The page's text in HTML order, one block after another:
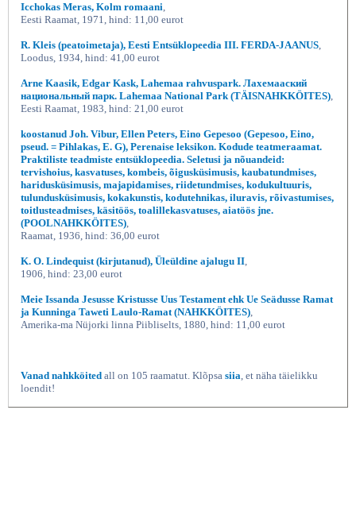
Icchokas Meras, Kolm romaani,
Eesti Raamat, 1971, hind: 11,00 eurot
R. Kleis (peatoimetaja), Eesti Entsüklopeedia III. FERDA-JAANUS,
Loodus, 1934, hind: 41,00 eurot
Arne Kaasik, Edgar Kask, Lahemaa rahvuspark. Лахемааский
национальный парк. Lahemaa National Park (TÄISNAHKKÖITES),
Eesti Raamat, 1983, hind: 21,00 eurot
koostanud Joh. Vibur, Ellen Peters, Eino Gepesoo (Gepesoo, Eino,
pseud. = Pihlakas, E. G), Perenaise leksikon. Kodude teatmeraamat.
Praktiliste teadmiste entsüklopeedia. Seletusi ja nõuandeid:
tervishoius, kasvatuses, kombeis, õigusküsimusis, kaubatundmises,
haridusküsimusis, majapidamises, riidetundmises, kodukultuuris,
tulundusküsimusis, kokakunstis, kodutehnikas, iluravis, rõivastumises,
toitlusteadmises, käsitöös, toalillekasvatuses, aiatöös jne.
(POOLNAHKKÖITES),
Raamat, 1936, hind: 36,00 eurot
K. O. Lindequist (kirjutanud), Üleüldine ajalugu II,
1906, hind: 23,00 eurot
Meie Issanda Jesusse Kristusse Uus Testament ehk Ue Seädusse Ramat
ja Kunninga Taweti Laulo-Ramat (NAHKKÖITES),
Amerika-ma Nüjorki linna Piibliselts, 1880, hind: 11,00 eurot
Vanad nahkköited all on 105 raamatut. Klõpsa siia, et näha täielikku
loendit!